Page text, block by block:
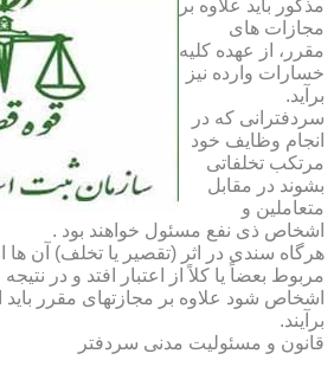
مذکور باید علاوه بر
مجازات های
مقرر، از عهده کلیه
خسارات وارده نیز
برآید.
سردفترانی که در
انجام وظایف خود
مرتکب تخلفاتی
بشوند در مقابل
متعاملین و
اشخاص ذی نفع مسئول خواهند بود .
هرگاه سندی در اثر (تقصیر یا تخلف) آن ها
مربوط بعضاً یا کلاً از اعتبار افتد و در
اشخاص شود علاوه بر مجازتهای مقرر
برآیند.
قانون و مسئولیت مدنی سردفتر